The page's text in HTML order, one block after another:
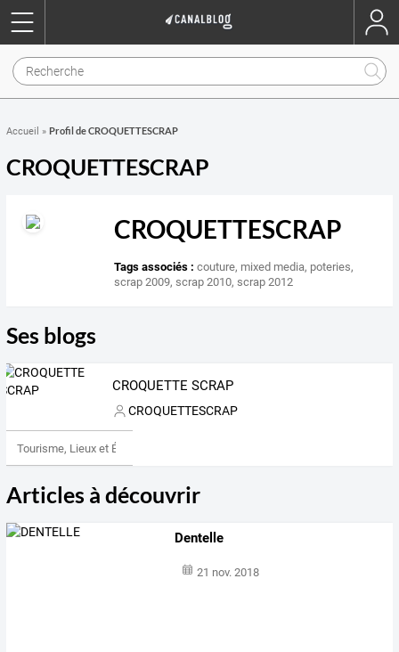
Accueil » Profil de CROQUETTESCRAP
CROQUETTESCRAP
CROQUETTESCRAP
Tags associés : couture, mixed media, poteries,
scrap 2009,scrap 2010,scrap 2012
Ses blogs
CROQUETTE SCRAP
CROQUETTESCRAP
Tourisme, Lieux et Événements
Articles à découvrir
Dentelle
21 nov. 2018